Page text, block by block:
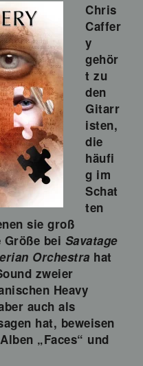
Chris
Caffer
y
gehör
t zu
den
Gitarr
isten,
die
häufi
g im
Schat
ten
sie groß
bei Savatage
Orchestra hat
zweier
Heavy
auch als
hat, beweisen
„Faces“ und